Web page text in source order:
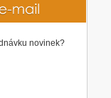
novinek?